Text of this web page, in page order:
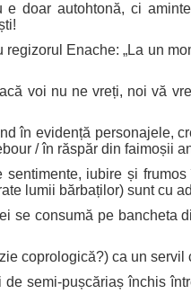
doar autohtonă, ci
Enache: „La un
voi nu ne vreți, noi vă
în evidență personajele,
/ în răspăr din faimoșii
iubire și
lumii bărbaților) sunt cu
se consumă pe bancheta
coprologică?) ca un
semi-pușcăriaș închis